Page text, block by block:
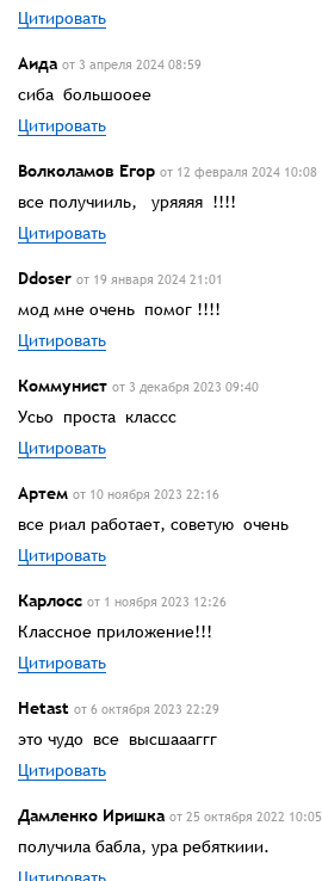
Цитировать
Аида от 3 апреля 2024 08:59
сиба большооее
Цитировать
Волколамов Егор от 12 февраля 2024 10:08
все получииль, уряяяя !!!!
Цитировать
Ddoser от 19 января 2024 21:01
мод мне очень помог !!!!
Цитировать
Коммунист от 3 декабря 2023 09:40
Усьо проста классс
Цитировать
Артем от 10 ноября 2023 22:16
все риал работает, советую очень
Цитировать
Карлосс от 1 ноября 2023 12:26
Классное приложение!!!
Цитировать
Hetast от 6 октября 2023 22:29
это чудо все высшаааггг
Цитировать
Дамленко Иришка от 25 октября 2022 10:05
получила бабла, ура ребяткиии.